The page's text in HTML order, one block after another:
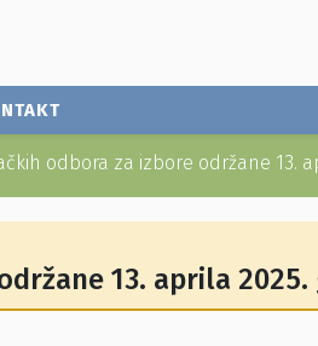
odbora za izbore održane 13.
13. aprila